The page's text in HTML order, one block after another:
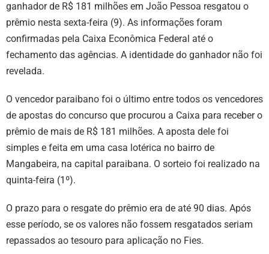
ganhador de R$ 181 milhões em João Pessoa resgatou o
prêmio nesta sexta-feira (9). As informações foram
confirmadas pela Caixa Econômica Federal até o
fechamento das agências. A identidade do ganhador não foi
revelada.
O vencedor paraibano foi o último entre todos os vencedores
de apostas do concurso que procurou a Caixa para receber o
prêmio de mais de R$ 181 milhões. A aposta dele foi
simples e feita em uma casa lotérica no bairro de
Mangabeira, na capital paraibana. O sorteio foi realizado na
quinta-feira (1º).
O prazo para o resgate do prêmio era de até 90 dias. Após
esse período, se os valores não fossem resgatados seriam
repassados ao tesouro para aplicação no Fies.